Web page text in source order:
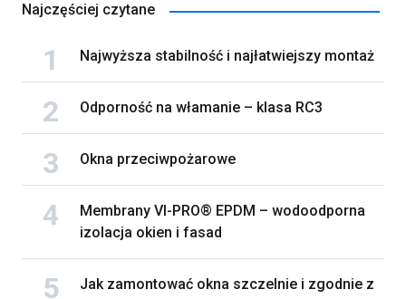
Najczęściej czytane
Najwyższa stabilność i najłatwiejszy montaż
Odporność na włamanie – klasa RC3
Okna przeciwpożarowe
Membrany VI-PRO® EPDM – wodoodporna
izolacja okien i fasad
Jak zamontować okna szczelnie i zgodnie z